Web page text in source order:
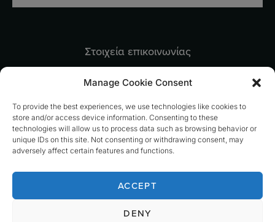
Manage Cookie Consent
To provide the best experiences, we use technologies like cookies to
store and/or access device information. Consenting to these
technologies will allow us to process data such as browsing behavior or
unique IDs on this site. Not consenting or withdrawing consent, may
adversely affect certain features and functions.
ACCEPT
DENY
Στοιχεία επικοινωνίας
Πορταριά Πηλίου, Μαγνησία 37011
+30 242 809 9799
Αρ. Γ.Ε.ΜΗ: 051201844000